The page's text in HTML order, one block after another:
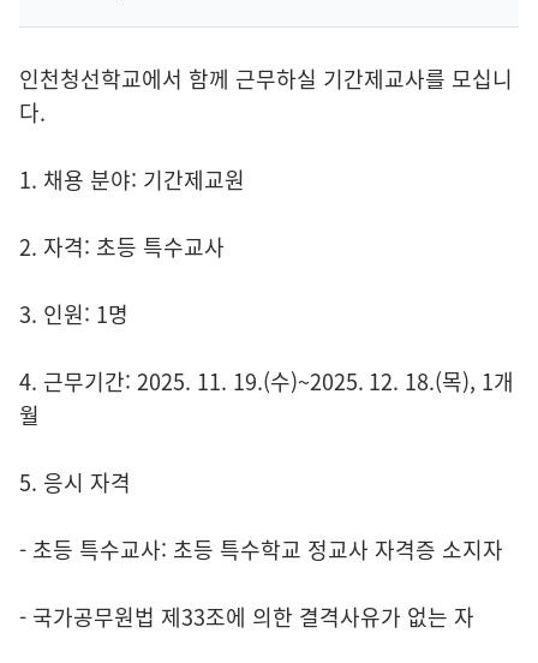
인천청선학교에서 함께 근무하실 기간제교사를 모십니
다.
1. 채용 분야: 기간제교원
2. 자격: 초등 특수교사
3. 인원: 1명
4. 근무기간: 2025. 11. 19.(수)~2025. 12. 18.(목), 1개
월
5. 응시 자격
- 초등 특수교사: 초등 특수학교 정교사 자격증 소지자
- 국가공무원법 제33조에 의한 결격사유가 없는 자